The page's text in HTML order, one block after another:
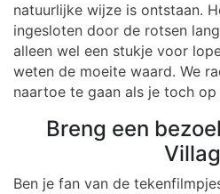
natuurlijke wijze is ontstaan.
ingesloten door de rotsen
alleen wel een stukje voor
weten de moeite waard. We
naartoe te gaan als je toch
Breng een
Ben je fan van de